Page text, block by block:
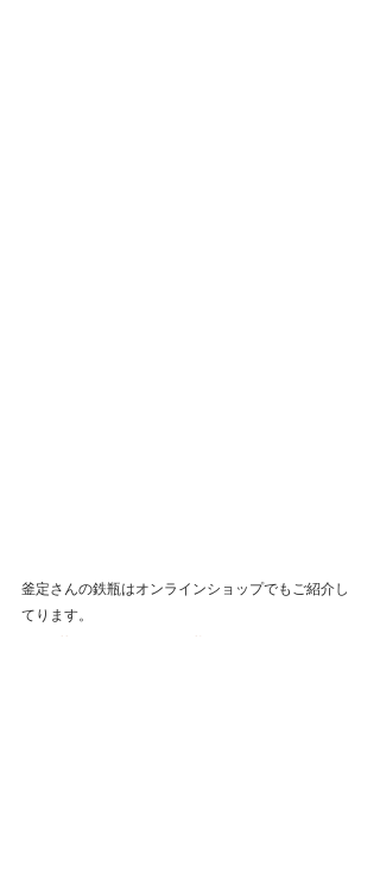
釜定さんの鉄瓶はオンラインショップでもご紹介し
てります。
https://mokodi.shop-pro.jp/?